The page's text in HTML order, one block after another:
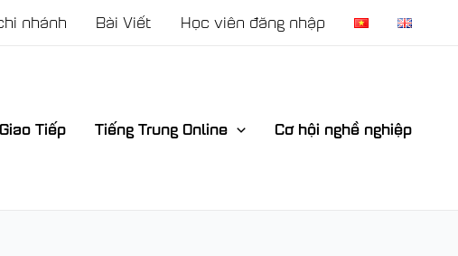
nhánh Bài Viết Học viên đăng nhập
Tiếp Tiếng Trung Online Cơ hội nghề nghiệp